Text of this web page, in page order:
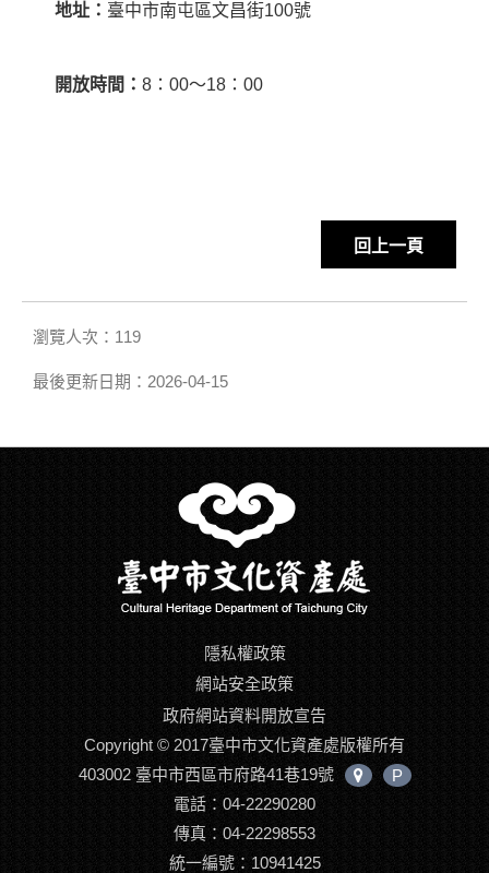
地址： 臺中市南屯區文昌街100號
開放時間： 8：00〜18：00
回上一頁
瀏覽人次：119
最後更新日期：2026-04-15
隱私權政策
網站安全政策
政府網站資料開放宣告
Copyright © 2017臺中市文化資產處版權所有
403002 臺中市西區市府路41巷19號
中
P
電話：04-22290280
傳真：04-22298553
統一編號：10941425